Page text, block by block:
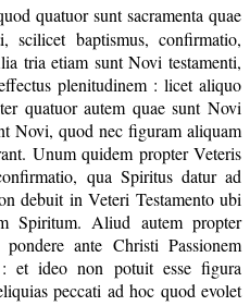
quatuor sunt sacramenta quae
scilicet baptismus, confirmatio,
tria etiam sunt Novi testamenti,
plenitudinem : licet aliquo
quatuor autem quae sunt Novi
Novi, quod nec figuram aliquam
Unum quidem propter Veteris
qua Spiritus datur ad
debuit in Veteri Testamento ubi
Spiritum. Aliud autem propter
ante Christi Passionem
et ideo non potuit esse figura
peccati ad hoc quod evolet